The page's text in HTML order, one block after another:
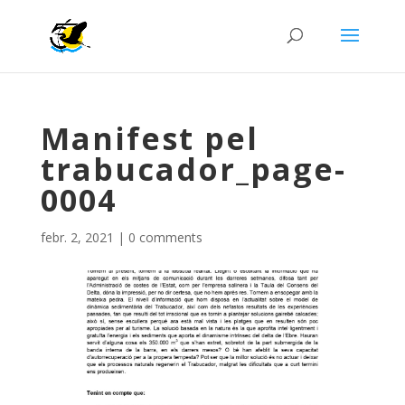
Manifest pel
trabucador_page-
0004
febr. 2, 2021 | 0 comments